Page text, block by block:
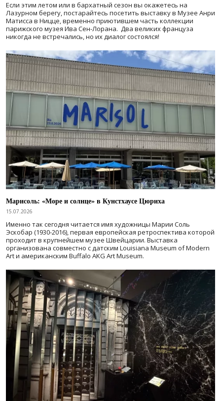
Если этим летом или в бархатный сезон вы окажетесь на
Лазурном берегу, постарайтесь посетить выставку в Музее Анри
Матисса в Ницце, временно приютившем часть коллекции
парижского музея Ива Сен-Лорана. Два великих француза
никогда не встречались, но их диалог состоялся!
Марисоль: «Море и солнце» в Кунстхаусе Цюриха
15.07.2026
Именно так сегодня читается имя художницы Марии Соль
Эскобар (1930-2016), первая европейская ретроспектива которой
проходит в крупнейшем музее Швейцарии. Выставка
организована совместно с датским Louisiana Museum of Modern
Art и американским Buffalo AKG Art Museum.